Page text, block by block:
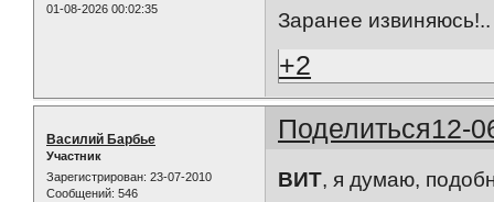
01-08-2026 00:02:35
Заранее извиняюсь!..
+2
Поделиться12-
Василий Барбье
Участник
Зарегистрирован: 23-07-2010
Сообщений: 546
ВИТ, я думаю,